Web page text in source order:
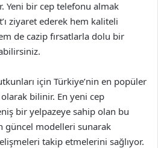
Yeni bir cep telefonu almak
ziyaret ederek hem kaliteli
de cazip fırsatlarla dolu bir
için Türkiye’nin en popüler
bilinir. En yeni cep
bir yelpazeye sahip olan bu
güncel modelleri sunarak
takip etmelerini sağlıyor.